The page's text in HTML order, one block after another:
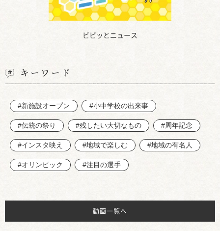
ビビッとニュース
キーワード
#新施設オープン #小中学校の出来事
#伝統の祭り #残したい大切なもの #周年記念
#インスタ映え #地域で楽しむ #地域の有名人
#オリンピック #注目の選手
動画一覧へ